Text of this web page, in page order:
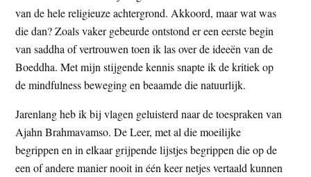
van de hele religieuze achtergrond. Akkoord, maar wat was
die dan? Zoals vaker gebeurde ontstond er een eerste begin
van saddha of vertrouwen toen ik las over de ideeën van de
Boeddha. Met mijn stijgende kennis snapte ik de kritiek op
de mindfulness beweging en beaamde die natuurlijk.
Jarenlang heb ik bij vlagen geluisterd naar de toespraken van
Ajahn Brahmavamso. De Leer, met al die moeilijke
begrippen en in elkaar grijpende lijstjes begrippen die op de
een of andere manier nooit in één keer netjes vertaald kunnen